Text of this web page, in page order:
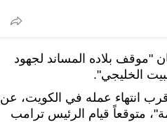
"موقف بلاده المساند لجهود
الخليجي".
انتهاء عمله في الكويت، عن
متوقعاً قيام الرئيس ترامب